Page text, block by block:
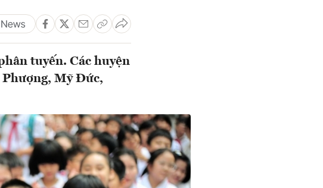
tuyến. Các huyện
Mỹ Đức,